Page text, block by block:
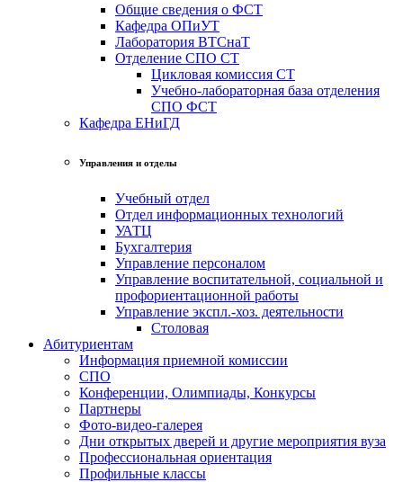
Общие сведения о ФСТ
Кафедра ОПиУТ
Лаборатория ВТСнаТ
Отделение СПО СТ
Цикловая комиссия СТ
Учебно-лабораторная база отделения
СПО ФСТ
Кафедра ЕНиГД
Управления и отделы
Учебный отдел
Отдел информационных технологий
УАТЦ
Бухгалтерия
Управление персоналом
Управление воспитательной, социальной и
профориентационной работы
Управление экспл.-хоз. деятельности
Столовая
Абитуриентам
Информация приемной комиссии
СПО
Конференции, Олимпиады, Конкурсы
Партнеры
Фото-видео-галерея
Дни открытых дверей и другие мероприятия вуза
Профессиональная ориентация
Профильные классы